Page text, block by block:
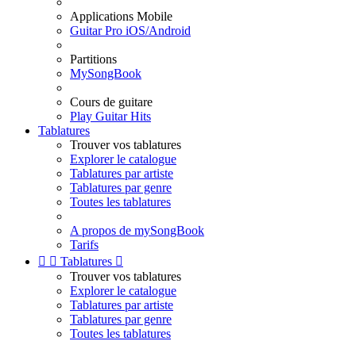
Applications Mobile
Guitar Pro iOS/Android
Partitions
MySongBook
Cours de guitare
Play Guitar Hits
Tablatures
Trouver vos tablatures
Explorer le catalogue
Tablatures par artiste
Tablatures par genre
Toutes les tablatures
A propos de mySongBook
Tarifs
  Tablatures 
Trouver vos tablatures
Explorer le catalogue
Tablatures par artiste
Tablatures par genre
Toutes les tablatures